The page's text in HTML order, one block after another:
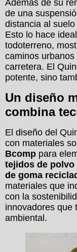
Además de su
de una
distancia al
Esto lo hace
todoterreno,
caminos
carretera. El
potente, sino
Un diseño
combina
El diseño del
con materiales
Bcomp para
tejidos de polvo
de goma
materiales que
con la
innovadores que
ambiental.